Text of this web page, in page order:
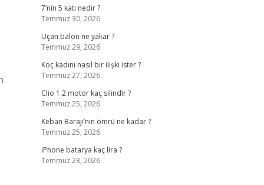
7’nin 5 katı nedir ?
Temmuz 30, 2026
Uçan balon ne yakar ?
Temmuz 29, 2026
Koç kadını nasıl bir ilişki ister ?
Temmuz 27, 2026
Clio 1.2 motor kaç silindir ?
Temmuz 25, 2026
Keban Barajı’nın ömrü ne kadar ?
Temmuz 25, 2026
iPhone batarya kaç lira ?
Temmuz 23, 2026